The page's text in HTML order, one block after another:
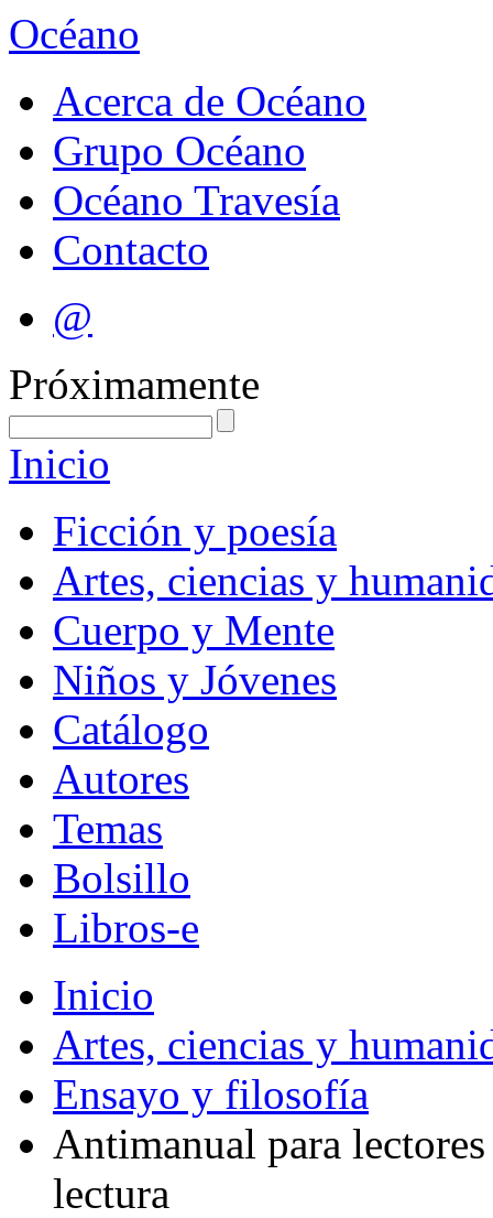
Océano
Acerca de Océano
Grupo Océano
Océano Travesía
Contacto
@
Próximamente
Inicio
Ficción y poesía
Artes, ciencias y
Cuerpo y Mente
Niños y Jóvenes
Catálogo
Autores
Temas
Bolsillo
Libros-e
Inicio
Artes, ciencias y
Ensayo y filosofía
Antimanual para
lectura